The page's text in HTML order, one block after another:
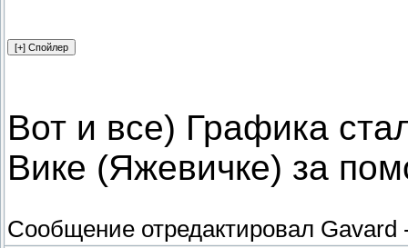
Вот и все) Графика
Вике (Яжевичке) за
Сообщение отредактировал Gavard